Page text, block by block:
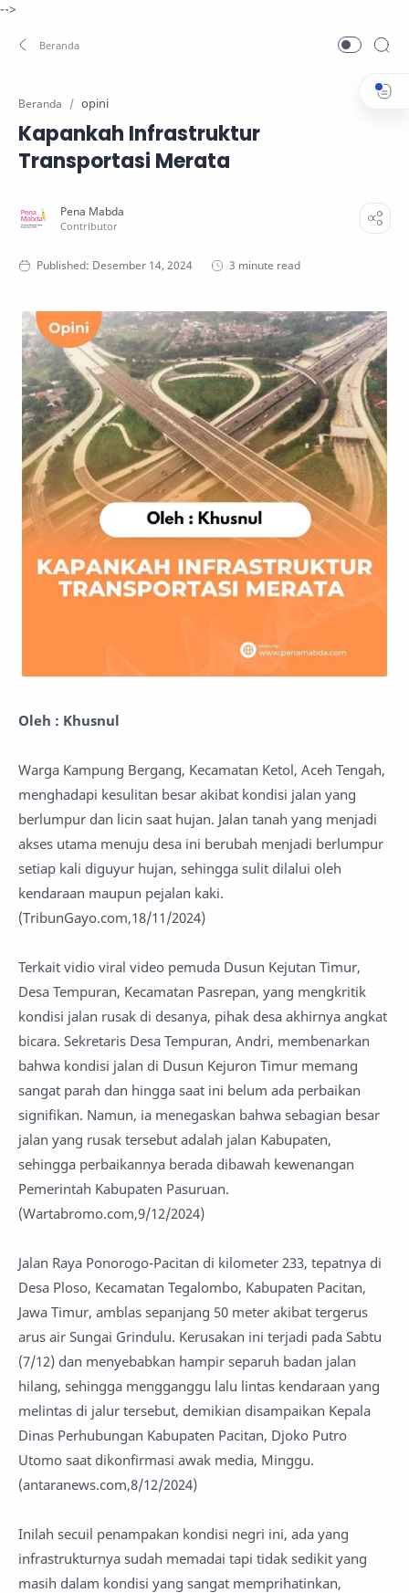
-->
Beranda opini
Kapankah Infrastruktur
Transportasi Merata
3 minute read
Oleh : Khusnul
Warga Kampung Bergang, Kecamatan Ketol, Aceh Tengah,
menghadapi kesulitan besar akibat kondisi jalan yang
berlumpur dan licin saat hujan. Jalan tanah yang menjadi
akses utama menuju desa ini berubah menjadi berlumpur
setiap kali diguyur hujan, sehingga sulit dilalui oleh
kendaraan maupun pejalan kaki.
(TribunGayo.com,18/11/2024)
Terkait vidio viral video pemuda Dusun Kejutan Timur,
Desa Tempuran, Kecamatan Pasrepan, yang mengkritik
kondisi jalan rusak di desanya, pihak desa akhirnya angkat
bicara. Sekretaris Desa Tempuran, Andri, membenarkan
bahwa kondisi jalan di Dusun Kejuron Timur memang
sangat parah dan hingga saat ini belum ada perbaikan
signifikan. Namun, ia menegaskan bahwa sebagian besar
jalan yang rusak tersebut adalah jalan Kabupaten,
sehingga perbaikannya berada dibawah kewenangan
Pemerintah Kabupaten Pasuruan.
(Wartabromo.com,9/12/2024)
Jalan Raya Ponorogo-Pacitan di kilometer 233, tepatnya di
Desa Ploso, Kecamatan Tegalombo, Kabupaten Pacitan,
Jawa Timur, amblas sepanjang 50 meter akibat tergerus
arus air Sungai Grindulu. Kerusakan ini terjadi pada Sabtu
(7/12) dan menyebabkan hampir separuh badan jalan
hilang, sehingga mengganggu lalu lintas kendaraan yang
melintas di jalur tersebut, demikian disampaikan Kepala
Dinas Perhubungan Kabupaten Pacitan, Djoko Putro
Utomo saat dikonfirmasi awak media, Minggu.
(antaranews.com,8/12/2024)
Inilah secuil penampakan kondisi negri ini, ada yang
infrastrukturnya sudah memadai tapi tidak sedikit yang
masih dalam kondisi yang sangat memprihatinkan,